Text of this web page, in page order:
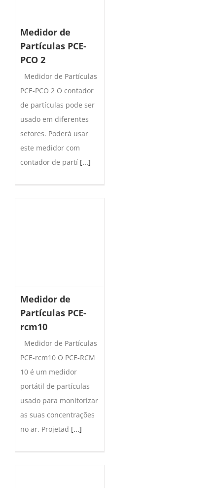
Medidor de
Partículas PCE-
PCO 2
Medidor de Partículas
PCE-PCO 2 O contador
de partículas pode ser
usado em diferentes
setores. Poderá usar
este medidor com
contador de partí [...]
Medidor de
Partículas PCE-
rcm10
Medidor de Partículas
PCE-rcm10 O PCE-RCM
10 é um medidor
portátil de partículas
usado para monitorizar
as suas concentrações
no ar. Projetad [...]